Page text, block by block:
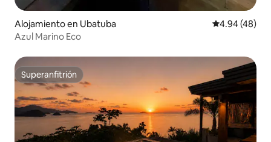
Alojamiento en Ubatuba Calificación
4.94 (48)
Azul Marino Eco
Superanfitrión
Superanfitrión